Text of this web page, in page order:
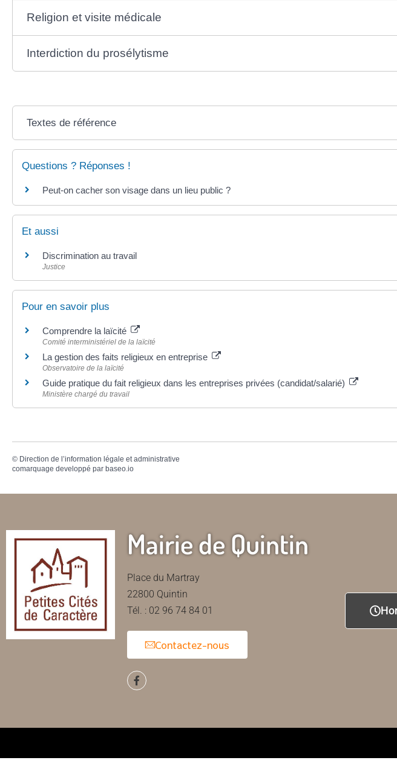
Religion et visite médicale
Interdiction du prosélytisme
Textes de référence
Questions ? Réponses !
Peut-on cacher son visage dans un lieu public ?
Et aussi
Discrimination au travail
Justice
Pour en savoir plus
Comprendre la laïcité
Comité interministériel de la laïcité
La gestion des faits religieux en entreprise
Observatoire de la laïcité
Guide pratique du fait religieux dans les entreprises privées (candidat/salarié)
Ministère chargé du travail
© Direction de l’information légale et administrative
comarquage developpé par baseo.io
Mairie de Quintin
Place du Martray
22800 Quintin
Tél. : 02 96 74 84 01
Contactez-nous